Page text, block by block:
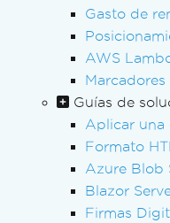
Gasto de
AWS
Guías de
Aplicar una
Formato
Azure Blob
Blazor
Firmas